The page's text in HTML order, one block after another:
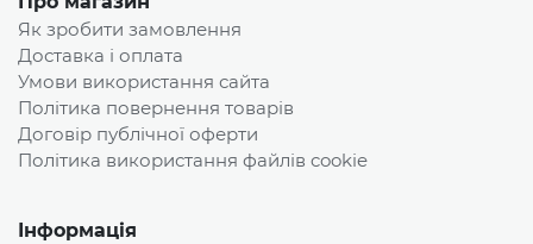
Як зробити замовлення
Доставка і оплата
Умови використання сайта
Політика повернення товарів
Договір публічної оферти
Політика використання файлів cookie
Інформація